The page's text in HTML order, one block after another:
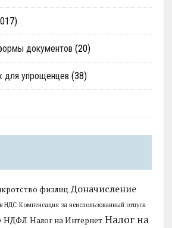
документов (20)
для упрощенцев (38)
физлиц Доначисление
НДС Компенсация за неиспользованный отпуск
НДФЛ Налог на Интернет Налог на